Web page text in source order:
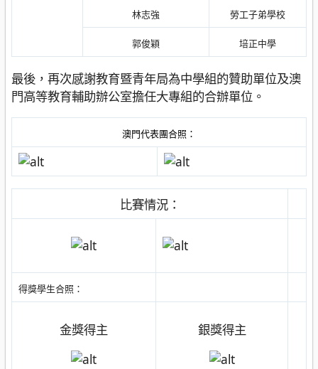
林志強 勞工子弟學校
郭俊穎 培正中學
最後，再次感謝教育暨青年局為中學組的贊助單位及澳
門高等教育輔助辦公室擔任大專組的合辦單位。
澳門代表團合照：
比賽情況：
得獎學生合照：
金獎得主 銀獎得主